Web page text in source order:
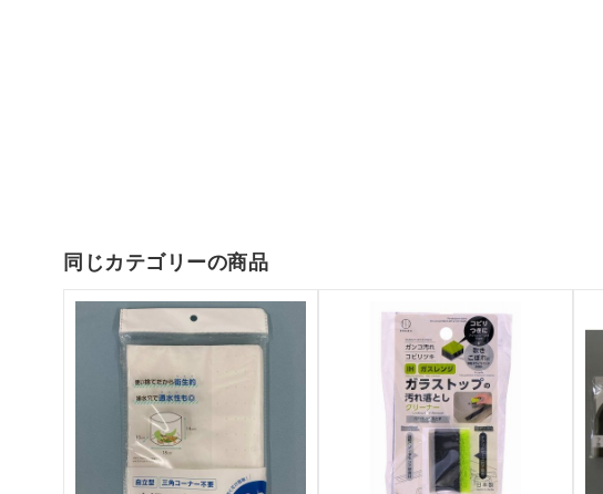
同じカテゴリーの商品